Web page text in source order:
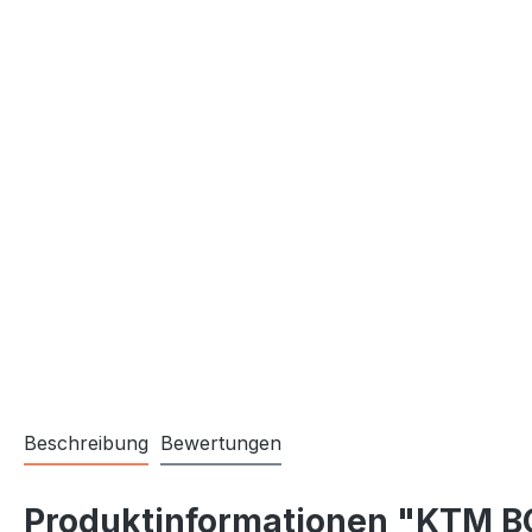
Beschreibung Bewertungen
Produktinformationen "KTM